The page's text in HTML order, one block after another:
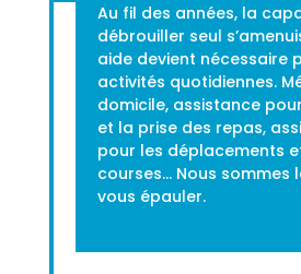
Au fil des années, la
débrouiller seul
aide devient nécessaire
activités quotidiennes.
domicile, assistance
et la prise des repas,
pour les déplacements
courses… Nous sommes
vous épauler.